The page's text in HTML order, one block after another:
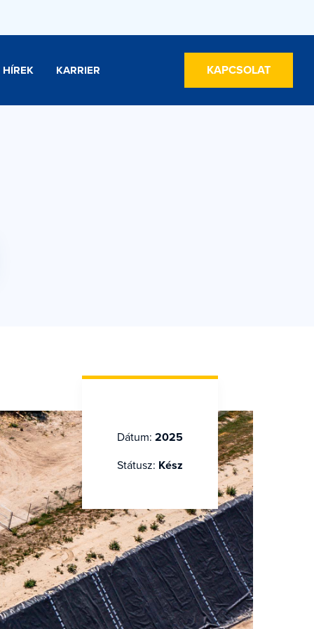
KAPCSOLAT
HÍREK KARRIER
Dátum: 2025
Státusz: Kész